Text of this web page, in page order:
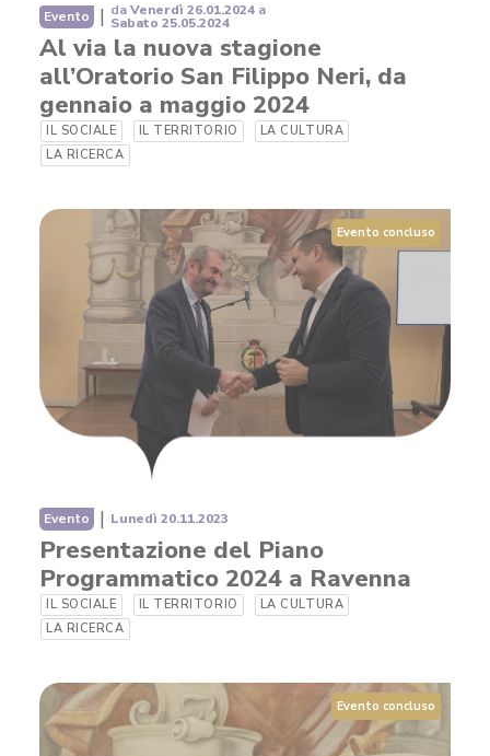
Evento | daVenerdì 26.01.2024 a
Sabato 25.05.2024
Al via la nuova stagione
all’Oratorio San Filippo Neri, da
gennaio a maggio 2024
IL SOCIALE IL TERRITORIO
LA CULTURA
LA RICERCA
Evento concluso
Evento | Lunedì 20.11.2023
Presentazione del Piano
Programmatico 2024 a Ravenna
IL SOCIALE IL TERRITORIO
LA CULTURA
LA RICERCA
Evento concluso